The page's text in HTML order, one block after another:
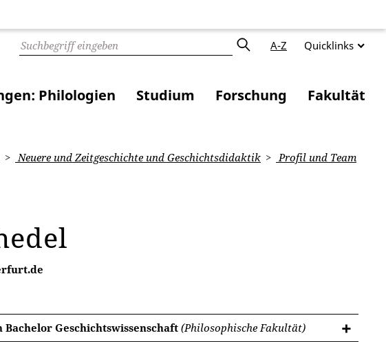
A-Z Quicklinks
Philologien Studium Forschung Fakultät
Neuere und Zeitgeschichte und Geschichtsdidaktik
Profil und Team
Geschichtswissenschaft (Philosophische Fakultät)